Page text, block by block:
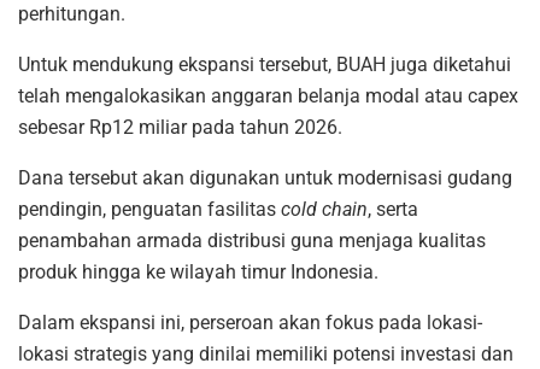
perhitungan.
Untuk mendukung ekspansi tersebut, BUAH juga diketahui
telah mengalokasikan anggaran belanja modal atau capex
sebesar Rp12 miliar pada tahun 2026.
Dana tersebut akan digunakan untuk modernisasi gudang
pendingin, penguatan fasilitas cold chain, serta
penambahan armada distribusi guna menjaga kualitas
produk hingga ke wilayah timur Indonesia.
Dalam ekspansi ini, perseroan akan fokus pada lokasi-
lokasi strategis yang dinilai memiliki potensi investasi dan